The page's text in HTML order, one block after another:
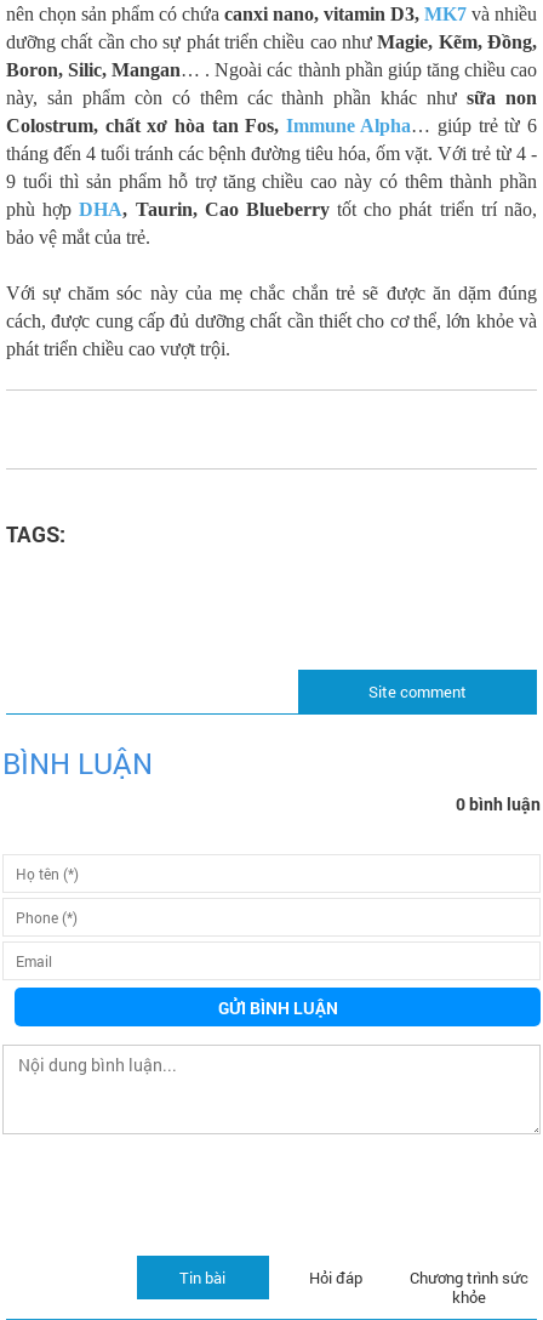
nên chọn sản phẩm có chứa canxi nano, vitamin D3, MK7 và nhiều
dưỡng chất cần cho sự phát triển chiều cao nhưMagie, Kẽm, Đồng,
Boron, Silic, Mangan… . Ngoài các thành phần giúp tăng chiều cao
này, sản phẩm còn có thêm các thành phần khác nhưsữa non
Colostrum, chất xơ hòa tan Fos, Immune Alpha… giúp trẻ từ 6
tháng đến 4 tuổi tránh các bệnh đường tiêu hóa, ốm vặt. Với trẻ từ 4 -
9 tuổi thì sản phẩm hỗ trợ tăng chiều cao này có thêm thành phần
phù hợpDHA, Taurin, Cao Blueberrytốt cho phát triển trí não,
bảo vệ mắt của trẻ.
Với sự chăm sóc này của mẹ chắc chắn trẻ sẽ được ăn dặm đúng
cách, được cung cấp đủ dưỡng chất cần thiết cho cơ thể, lớn khỏe và
phát triển chiều cao vượt trội.
TAGS:
Site comment
BÌNH LUẬN
0 bình luận
GỬI BÌNH LUẬN
Chương trình sức
khỏe
Hỏi đáp
Tin bài